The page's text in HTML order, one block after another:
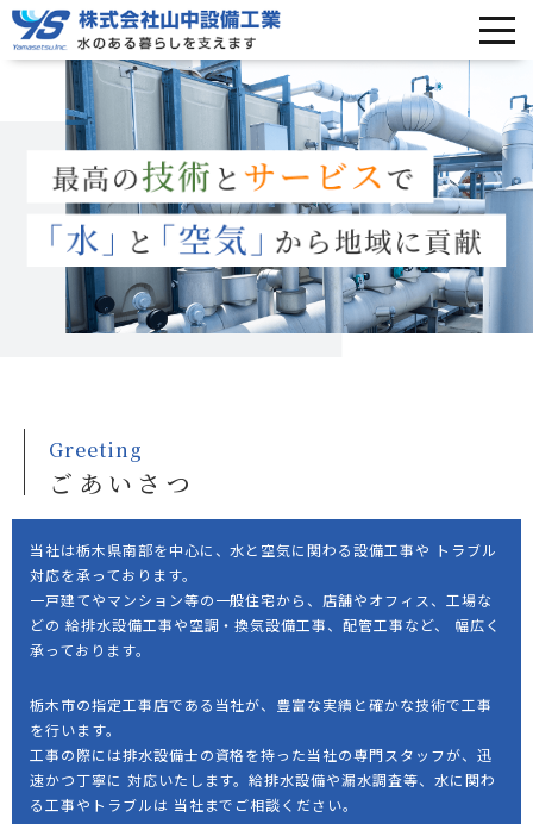
Greeting
ごあいさつ
当社は栃木県南部を中心に、水と空気に関わる設備工事や トラブル
対応を承っております。
一戸建てやマンション等の一般住宅から、店舗やオフィス、工場な
どの 給排水設備工事や空調・換気設備工事、配管工事など、
幅広く
承っております。
栃木市の指定工事店である当社が、豊富な実績と確かな技術で工事
を行います。
工事の際には排水設備士の資格を持った当社の専門スタッフが、迅
速かつ丁寧に 対応いたします。給排水設備や漏水調査等、水に関わ
る工事やトラブルは 当社までご相談ください。